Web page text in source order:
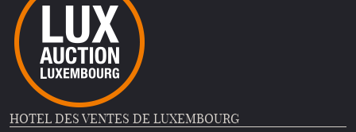
HOTEL DES VENTES DE LUXEMBOURG